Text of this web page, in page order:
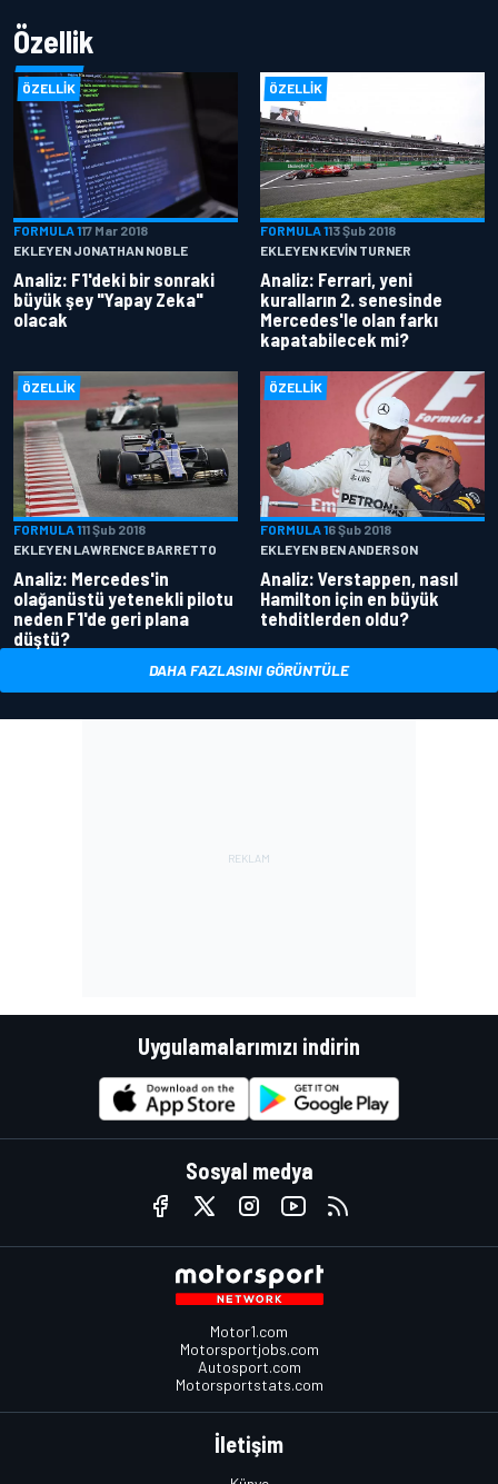
Özellik
ÖZELLIK
FORMULA 117 Mar 2018
EKLEYEN JONATHAN NOBLE
Analiz: F1'deki bir sonraki
büyük şey "Yapay Zeka"
olacak
ÖZELLIK
FORMULA 113 Şub 2018
EKLEYEN KEVIN TURNER
Analiz: Ferrari, yeni
kuralların 2. senesinde
Mercedes'le olan farkı
kapatabilecek mi?
ÖZELLIK
FORMULA 111 Şub 2018
EKLEYEN LAWRENCE BARRETTO
Analiz: Mercedes'in
olağanüstü yetenekli pilotu
neden F1'de geri plana
düştü?
ÖZELLIK
FORMULA 16 Şub 2018
EKLEYEN BEN ANDERSON
Analiz: Verstappen, nasıl
Hamilton için en büyük
tehditlerden oldu?
DAHA FAZLASINI GÖRÜNTÜLE
Uygulamalarımızı indirin
Sosyal medya
Motor1.com
Motorsportjobs.com
Autosport.com
Motorsportstats.com
İletişim